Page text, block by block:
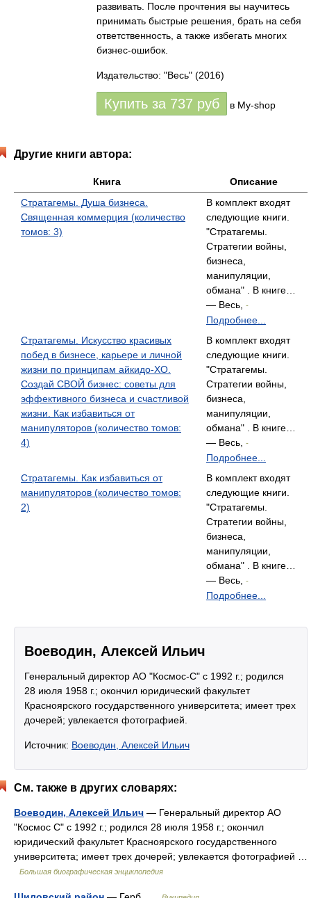
развивать. После прочтения вы научитесь
принимать быстрые решения, брать на себя
ответственность, а также избегать многих
бизнес-ошибок.
Издательство: "Весь" (2016)
Купить за 737 руб в My-shop
Другие книги автора:
Книга
Описание
Стратагемы. Душа бизнеса.
Священная коммерция (количество
томов: 3)
В комплект входят
следующие книги.
"Стратагемы.
Стратегии войны,
бизнеса,
манипуляции,
обмана" . В книге…
— Весь,
-
Подробнее...
Стратагемы. Искусство красивых
побед в бизнесе, карьере и личной
жизни по принципам айкидо-ХО.
Создай СВОЙ бизнес: советы для
эффективного бизнеса и счастливой
жизни. Как избавиться от
манипуляторов (количество томов:
4)
В комплект входят
следующие книги.
"Стратагемы.
Стратегии войны,
бизнеса,
манипуляции,
обмана" . В книге…
— Весь,
-
Подробнее...
Стратагемы. Как избавиться от
манипуляторов (количество томов:
2)
В комплект входят
следующие книги.
"Стратагемы.
Стратегии войны,
бизнеса,
манипуляции,
обмана" . В книге…
— Весь,
-
Подробнее...
Воеводин, Алексей Ильич
Генеральный директор АО "Космос-С" с 1992 г.; родился
28 июля 1958 г.; окончил юридический факультет
Красноярского государственного университета; имеет трех
дочерей; увлекается фотографией.
Источник: Воеводин, Алексей Ильич
См. также в других словарях:
Воеводин, Алексей Ильич — Генеральный директор АО
"Космос С" с 1992 г.; родился 28 июля 1958 г.; окончил
юридический факультет Красноярского государственного
университета; имеет трех дочерей; увлекается фотографией …
Большая биографическая энциклопедия